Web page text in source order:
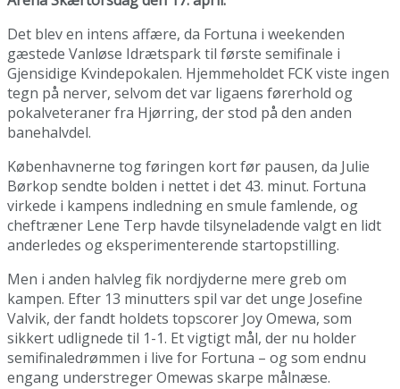
Det blev en intens affære, da Fortuna i weekenden
gæstede Vanløse Idrætspark til første semifinale i
Gjensidige Kvindepokalen. Hjemmeholdet FCK viste ingen
tegn på nerver, selvom det var ligaens førerhold og
pokalveteraner fra Hjørring, der stod på den anden
banehalvdel.
Københavnerne tog føringen kort før pausen, da Julie
Børkop sendte bolden i nettet i det 43. minut. Fortuna
virkede i kampens indledning en smule famlende, og
cheftræner Lene Terp havde tilsyneladende valgt en lidt
anderledes og eksperimenterende startopstilling.
Men i anden halvleg fik nordjyderne mere greb om
kampen. Efter 13 minutters spil var det unge Josefine
Valvik, der fandt holdets topscorer Joy Omewa, som
sikkert udlignede til 1-1. Et vigtigt mål, der nu holder
semifinaledrømmen i live for Fortuna – og som endnu
engang understreger Omewas skarpe målnæse.